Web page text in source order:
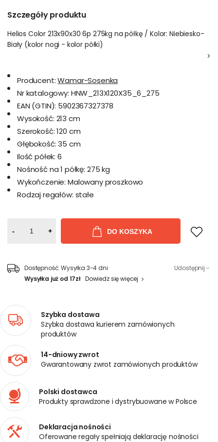
Szczegóły produktu
Helios Color 213x90x30 6p 275kg na półkę / Kolor: Niebiesko-
Biały (kolor nogi - kolor półki)
>
Producent: Wamar-Sosenka
Nr katalogowy: HNW_213X120X35_6_275
EAN (GTIN): 5902367327378
Wysokość: 213 cm
Szerokość: 120 cm
Głębokość: 35 cm
Ilość półek: 6
Nośność na 1 półkę: 275 kg
Wykończenie: Malowany proszkowo
Rodzaj regałów: stałe
- + DO KOSZYKA
Dostępność: Wysyłka 3-4 dni
Wysyłka już od 17zł Dowiedz się więcej
Udostępnij
Szybka dostawa
Szybka dostawa kurierem zamówionych
produktów
14-dniowy zwrot
Gwarantowany zwrot zamówionych produktów
Polski dostawca
Produkty sprawdzone i dystrybuowane w Polsce
Deklaracja nośności
Oferowane regały spełniają deklarację nośności